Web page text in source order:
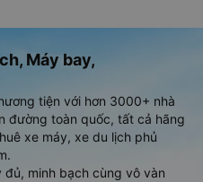
Máy bay,
tiện với hơn 3000+ nhà
đường toàn quốc, tất cả hãng
xe máy, xe du lịch phủ
minh bạch cùng vô vàn